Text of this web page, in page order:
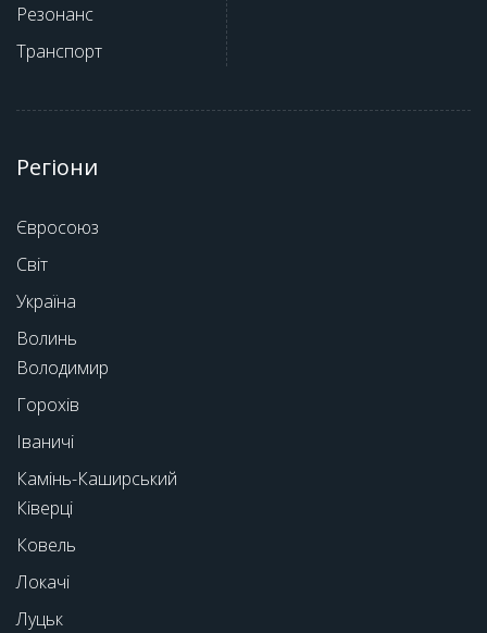
Резонанс
Транспорт
Регіони
Євросоюз
Світ
Україна
Волинь
Володимир
Горохів
Іваничі
Камінь-Каширський
Ківерці
Ковель
Локачі
Луцьк